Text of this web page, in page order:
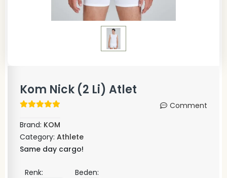
Kom Nick (2 Li) Atlet
Comment
Brand: KOM
Category: Athlete
Same day cargo!
Renk: Beden: